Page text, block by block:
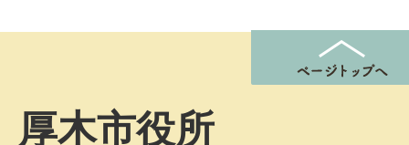
厚木市役所